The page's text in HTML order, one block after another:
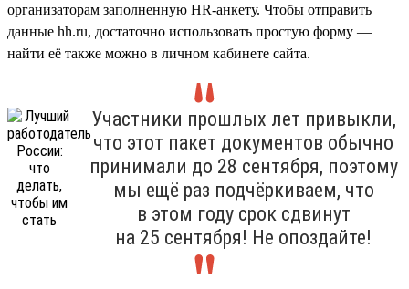
организаторам заполненную HR-анкету. Чтобы отправить
данные hh.ru, достаточно использовать простую форму —
найти её также можно в личном кабинете сайта.
Участники прошлых лет привыкли,
что этот пакет документов обычно
принимали до 28 сентября, поэтому
мы ещё раз подчёркиваем, что
в этом году срок сдвинут
на 25 сентября! Не опоздайте!